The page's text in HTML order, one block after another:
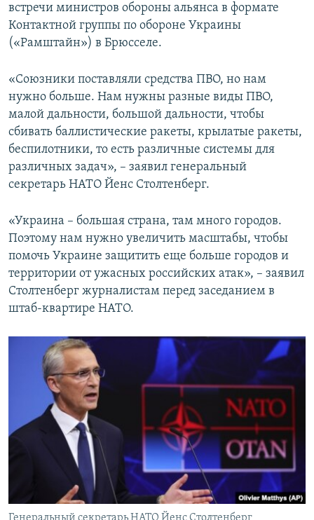
встречи министров обороны альянса в формате
Контактной группы по обороне Украины
(«Рамштайн») в Брюсселе.
«Союзники поставляли средства ПВО, но нам
нужно больше. Нам нужны разные виды ПВО,
малой дальности, большой дальности, чтобы
сбивать баллистические ракеты, крылатые ракеты,
беспилотники, то есть различные системы для
различных задач», – заявил генеральный
секретарь НАТО Йенс Столтенберг.
«Украина – большая страна, там много городов.
Поэтому нам нужно увеличить масштабы, чтобы
помочь Украине защитить еще больше городов и
территории от ужасных российских атак», – заявил
Столтенберг журналистам перед заседанием в
штаб-квартире НАТО.
Генеральный секретарь НАТО Йенс Столтенберг